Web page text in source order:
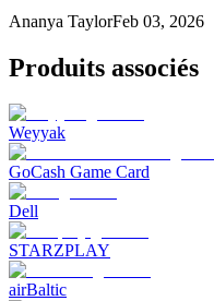
Ananya TaylorFeb 03, 2026
Produits associés
Weyyak‎
GoCash Game Card
Dell
STARZPLAY
airBaltic